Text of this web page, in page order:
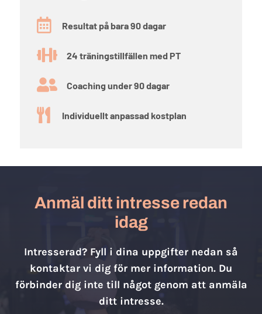
 Resultat på bara 90 dagar
 24 träningstillfällen med PT
 Coaching under 90 dagar
 Individuellt anpassad kostplan
Anmäl ditt intresse redan
idag
Intresserad? Fyll i dina uppgifter nedan så
kontaktar vi dig för mer information. Du
förbinder dig inte till något genom att anmäla
ditt intresse.